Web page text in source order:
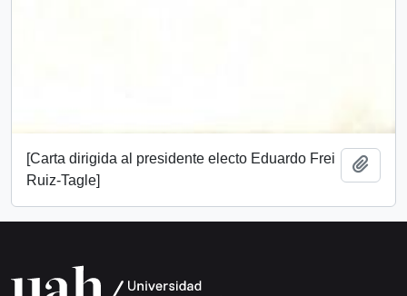
[Carta dirigida al presidente electo Eduardo Frei
Ruiz-Tagle]